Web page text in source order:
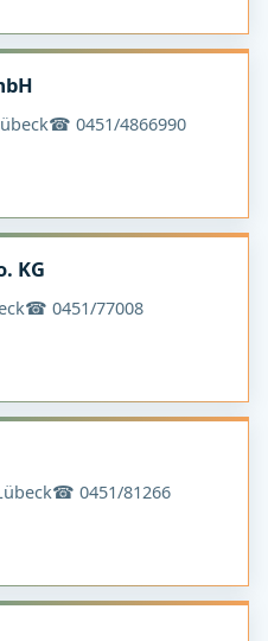
☎ 0451/4866990
KG
☎ 0451/77008
☎ 0451/81266